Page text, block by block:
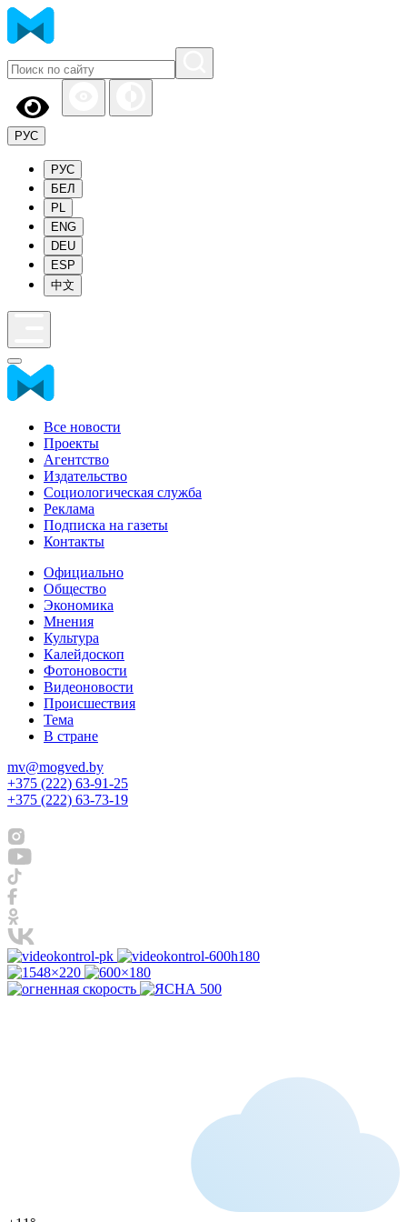
РУС
РУС
БЕЛ
PL
ENG
DEU
ESP
中文
Все новости
Проекты
Агентство
Издательство
Социологическая служба
Реклама
Подписка на газеты
Контакты
Официально
Общество
Экономика
Мнения
Культура
Калейдоскоп
Фотоновости
Видеоновости
Происшествия
Тема
В стране
mv@mogved.by
+375 (222) 63-91-25
+375 (222) 63-73-19